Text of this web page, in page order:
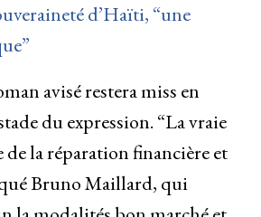
d’Haïti, “une
avisé restera miss en
du expression. “La vraie
de la réparation financière et
Bruno Maillard, qui